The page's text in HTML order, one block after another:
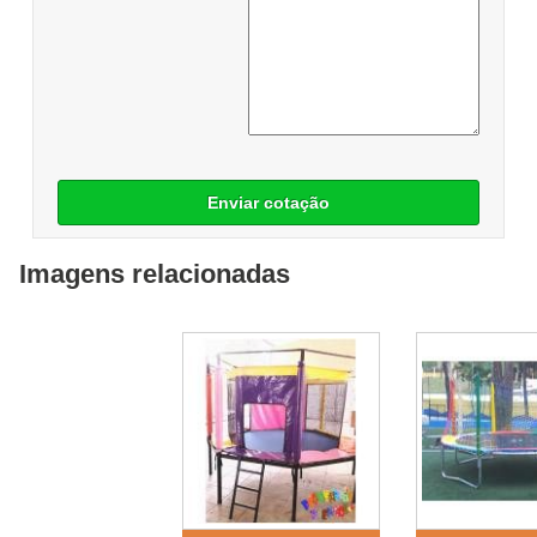
Enviar cotação
Imagens relacionadas